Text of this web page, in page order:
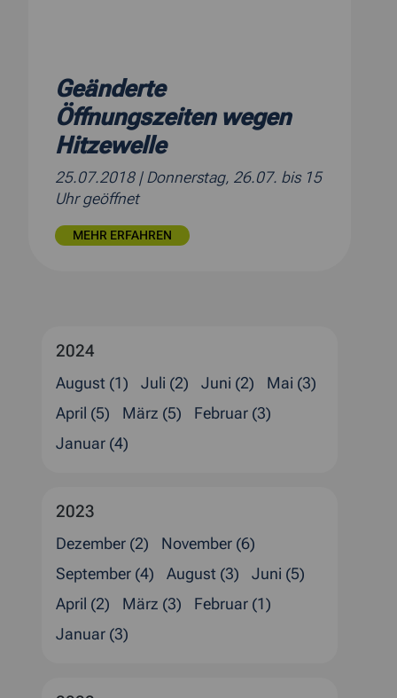
Geänderte
Öffnungszeiten wegen
Hitzewelle
25.07.2018 | Donnerstag, 26.07. bis 15
Uhr geöffnet
MEHR ERFAHREN
2024
August (1) Juli (2) Juni (2)
Mai (3)
April (5)
März (5)
Februar (3)
Januar (4)
2023
Dezember (2)
November (6)
September (4)
August (3)
Juni (5)
April (2)
März (3)
Februar (1)
Januar (3)